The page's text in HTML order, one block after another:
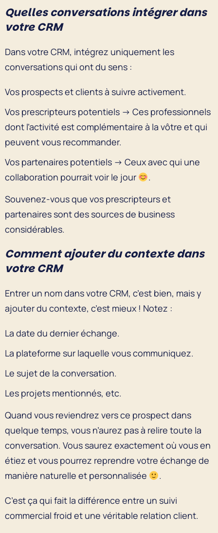
Quelles conversations intégrer dans
votre CRM
Dans votre CRM, intégrez uniquement les
conversations qui ont du sens :
Vos prospects et clients à suivre activement.
Vos prescripteurs potentiels → Ces professionnels
dont l’activité est complémentaire à la vôtre et qui
peuvent vous recommander.
Vos partenaires potentiels → Ceux avec qui une
collaboration pourrait voir le jour
.
Souvenez-vous que vos prescripteurs et
partenaires sont des sources de business
considérables.
Comment ajouter du contexte dans
votre CRM
Entrer un nom dans votre CRM, c’est bien, mais y
ajouter du contexte, c’est mieux ! Notez :
La date du dernier échange.
La plateforme sur laquelle vous communiquez.
Le sujet de la conversation.
Les projets mentionnés, etc.
Quand vous reviendrez vers ce prospect dans
quelque temps, vous n’aurez pas à relire toute la
conversation. Vous saurez exactement où vous en
étiez et vous pourrez reprendre votre échange de
manière naturelle et personnalisée
.
C’est ça qui fait la différence entre un suivi
commercial froid et une véritable relation client.